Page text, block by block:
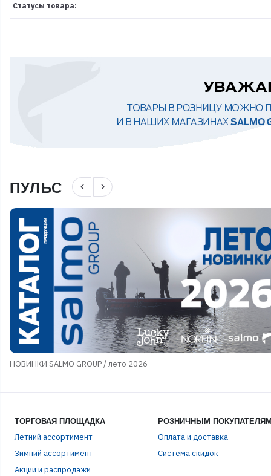
Статусы товара:
ПУЛЬС navigate_before navigate_next
НОВИНКИ SALMO GROUP / лето 2026
ТОРГОВАЯ ПЛОЩАДКА
Летний ассортимент
Зимний ассортимент
Акции и распродажи
РОЗНИЧНЫМ
Оплата и доставка
Система скидок